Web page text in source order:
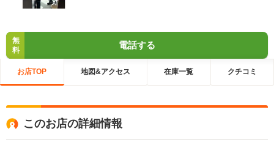
無
料
電話する
お店TOP 地図&アクセス 在庫一覧 クチコミ
このお店の詳細情報